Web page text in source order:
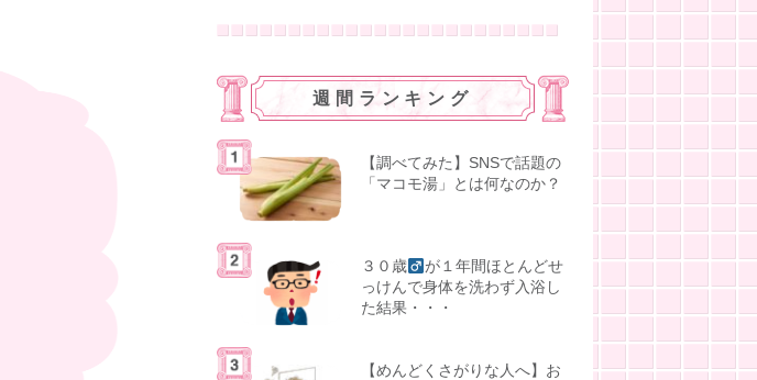
週間ランキング
【調べてみた】SNSで話題の
「マコモ湯」とは何なのか？
３０歳
が１年間ほとんどせ
っけんで身体を洗わず入浴し
た結果・・・
【めんどくさがりな人へ】お